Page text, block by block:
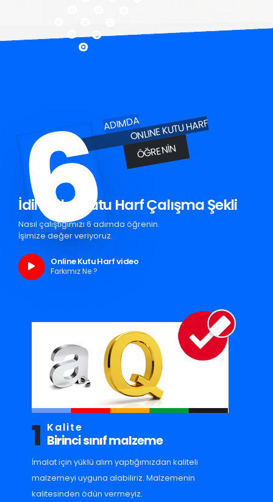
6ADIMDAONLINE KUTU HARF
ÖĞRENIN
İdil Pleksi Kutu Harf Çalışma Şekli
Nasıl çalıştığımızı 6 adımda öğrenin.
İşimize değer veriyoruz.
Online Kutu Harf video
Farkımız Ne ?
1 Kalite
Birinci sınıf malzeme
İmalat için yüklü alım yaptığımızdan kaliteli
malzemeyi uyguna alabiliriz. Malzemenin
kalitesinden ödün vermeyiz.